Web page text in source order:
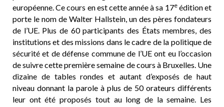
européenne. Ce cours en est cette année à sa 17eédition et
porte le nom de Walter Hallstein, un des pères fondateurs
de l’UE. Plus de 60 participants des États membres, des
institutions et des missions dans le cadre de la politique de
sécurité et de défense commune de l’UE ont eu l’occasion
de suivre cette première semaine de cours à Bruxelles. Une
dizaine de tables rondes et autant d’exposés de haut
niveau donnant la parole à plus de 50 orateurs différents
leur ont été proposés tout au long de la semaine. Les